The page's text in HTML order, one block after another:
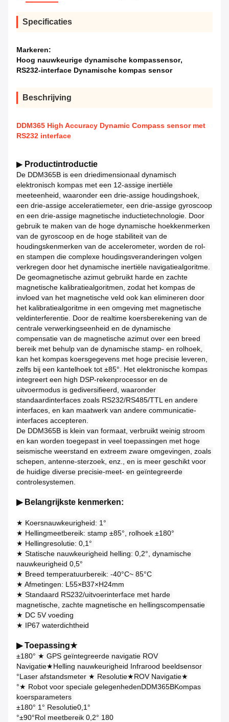
Specificaties
Markeren:
Hoog nauwkeurige dynamische kompassensor,
RS232-interface Dynamische kompas sensor
Beschrijving
DDM365 High Accuracy Dynamic Compass sensor met
RS232 interface
▶ Productintroductie
De DDM365B is een driedimensionaal dynamisch
elektronisch kompas met een 12-assige inertiële
meeteenheid, waaronder een drie-assige houdingshoek,
een drie-assige acceleratiemeter, een drie-assige gyroscoop
en een drie-assige magnetische inductietechnologie. Door
gebruik te maken van de hoge dynamische hoekkenmerken
van de gyroscoop en de hoge stabiliteit van de
houdingskenmerken van de accelerometer, worden de rol-
en stampen die complexe houdingsveranderingen volgen
verkregen door het dynamische inertiële navigatiealgoritme.
De geomagnetische azimut gebruikt harde en zachte
magnetische kalibratiealgoritmen, zodat het kompas de
invloed van het magnetische veld ook kan elimineren door
het kalibratiealgoritme in een omgeving met magnetische
veldinterferentie. Door de realtime koersberekening van de
centrale verwerkingseenheid en de dynamische
compensatie van de magnetische azimut over een breed
bereik met behulp van de dynamische stamp- en rolhoek,
kan het kompas koersgegevens met hoge precisie leveren,
zelfs bij een kantelhoek tot ±85°. Het elektronische kompas
integreert een high DSP-rekenprocessor en de
uitvoermodus is gediversifieerd, waaronder
standaardinterfaces zoals RS232/RS485/TTL en andere
interfaces, en kan maatwerk van andere communicatie-
interfaces accepteren.
De DDM365B is klein van formaat, verbruikt weinig stroom
en kan worden toegepast in veel toepassingen met hoge
seismische weerstand en extreem zware omgevingen, zoals
schepen, antenne-sterzoek, enz., en is meer geschikt voor
de huidige diverse precisie-meet- en geïntegreerde
controlesystemen.
▶ Belangrijkste kenmerken:
★ Koersnauwkeurigheid: 1°
★ Hellingmeetbereik: stamp ±85°, rolhoek ±180°
★ Hellingresolutie: 0,1°
★ Statische nauwkeurigheid helling: 0,2°, dynamische
nauwkeurigheid 0,5°
★ Breed temperatuurbereik: -40°C~ 85°C
★ Afmetingen: L55×B37×H24mm
★ Standaard RS232/uitvoerinterface met harde
magnetische, zachte magnetische en hellingscompensatie
★ DC 5V voeding
★ IP67 waterdichtheid
▶ Toepassing★
±180° ★ GPS geïntegreerde navigatie ROV
Navigatie★Helling nauwkeurigheid Infrarood beeldsensor
°Laser afstandsmeter ★ Resolutie★ROV Navigatie★
°★ Robot voor speciale gelegenhedenDDM365BKompas
koersparameters
±180° 1° Resolutie0,1°
°±90°Rol meetbereik 0,2° 180